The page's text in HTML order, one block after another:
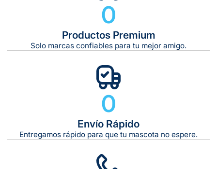
0
Productos Premium
Solo marcas confiables para tu mejor amigo.
0
Envío Rápido
Entregamos rápido para que tu mascota no espere.